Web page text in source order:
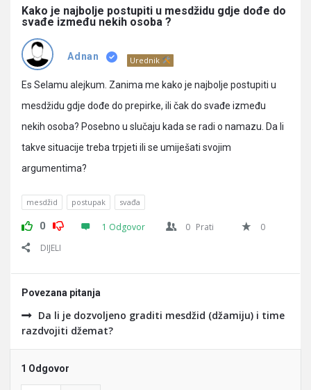
Latest
Pitanja
Kako je najbolje postupiti u mesdžidu gdje dođe do
svađe između nekih osoba ?
Adnan Urednik
Es Selamu alejkum. Zanima me kako je najbolje postupiti u
mesdžidu gdje dođe do prepirke, ili čak do svađe između
nekih osoba? Posebno u slučaju kada se radi o namazu. Da li
takve situacije treba trpjeti ili se umiješati svojim
argumentima?
mesdžid postupak svađa
0 1 Odgovor 0 Prati
0
DIJELI
Povezana pitanja
Da li je dozvoljeno graditi mesdžid (džamiju) i time
razdvojiti džemat?
1 Odgovor